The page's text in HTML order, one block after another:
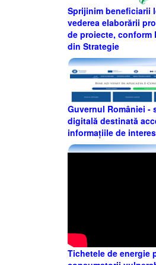
Sprijinim beneficiarii
vederea elaborării
de proiecte, conform
din Strategie
Guvernul României -
digitală destinată
informațiile de
Tichetele de energie